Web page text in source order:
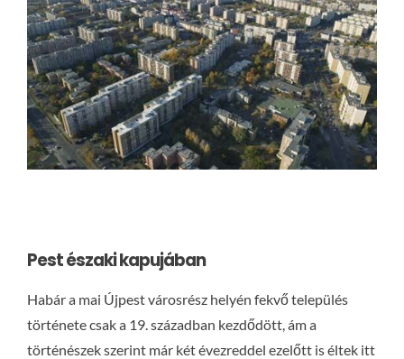
Pest északi kapujában
Habár a mai Újpest városrész helyén fekvő település
története csak a 19. században kezdődött, ám a
történészek szerint már két évezreddel ezelőtt is éltek itt